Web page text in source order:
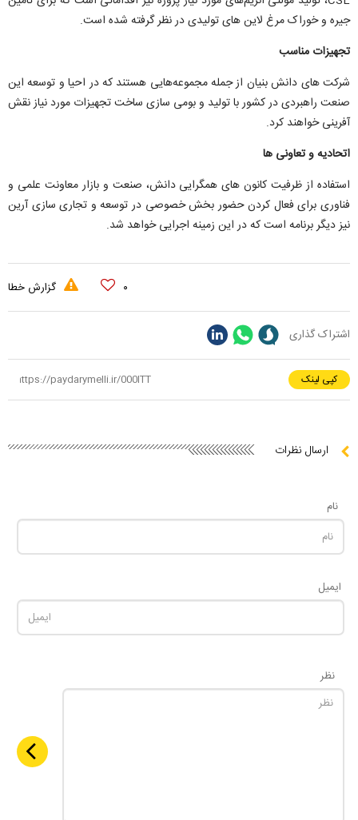
جیره و خوراک مرغ لاین های تولیدی در نظر گرفته شده است.
تجهیزات مناسب
شرکت های دانش بنیان از جمله مجموعه‌هایی هستند که در احیا و توسعه این
صنعت راهبردی در کشور با تولید و بومی سازی ساخت تجهیزات مورد نیاز نقش
آفرینی خواهند کرد.
اتحادیه و تعاونی ها
استفاده از ظرفیت کانون های همگرایی دانش، صنعت و بازار معاونت علمی و
فناوری برای فعال کردن حضور بخش خصوصی در توسعه و تجاری سازی آرین
نیز دیگر برنامه است که در این زمینه اجرایی خواهد شد.
۰ گزارش خطا
اشتراک گذاری
کپی لینک
ارسال نظرات
نام
ایمیل
نظر